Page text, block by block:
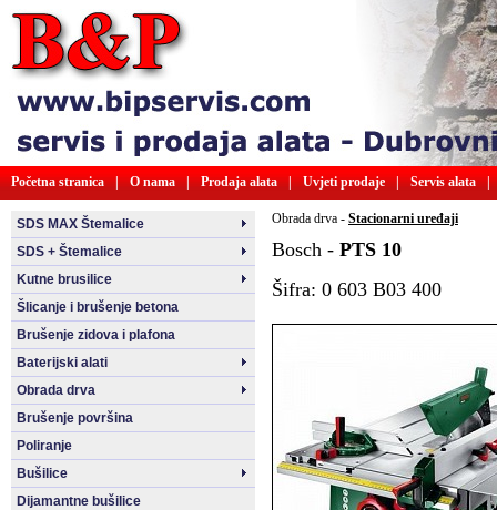
Početna stranica | O nama | Prodaja alata | Uvjeti prodaje | Servis alata |
SDS MAX Štemalice
SDS + Štemalice
Kutne brusilice
Šlicanje i brušenje betona
Brušenje zidova i plafona
Baterijski alati
Obrada drva
Brušenje površina
Poliranje
Bušilice
Dijamantne bušilice
Obrada drva - Stacionarni uređaji
Bosch - PTS 10
Šifra: 0 603 B03 400